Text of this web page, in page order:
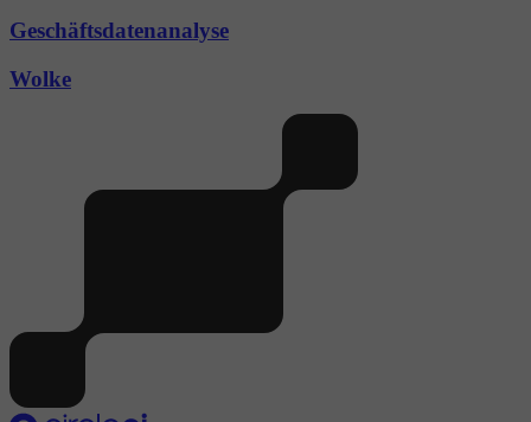
Geschäftsdatenanalyse
Wolke